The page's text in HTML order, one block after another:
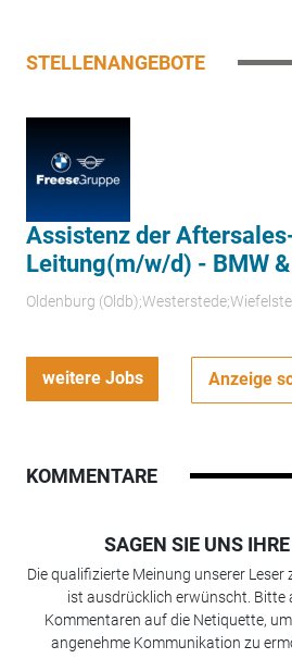
STELLENANGEBOTE
Assistenz der
Leitung(m/w/d) - BMW
Oldenburg
weitere Jobs Anzeige
KOMMENTARE
SAGEN SIE UNS
Die qualifizierte Meinung unserer Leser
ist ausdrücklich erwünscht. Bitte
Kommentaren auf die Netiquette,
angenehme Kommunikation zu